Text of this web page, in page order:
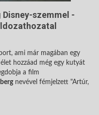
szemmel -
ami már magában egy
hozzáad még egy kutyát
a film
nevével fémjelzett "Artúr,